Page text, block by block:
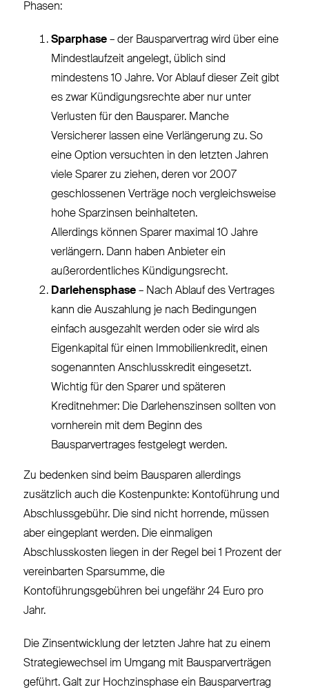
Phasen:
Sparphase – der Bausparvertrag wird über eine
Mindestlaufzeit angelegt, üblich sind
mindestens 10 Jahre. Vor Ablauf dieser Zeit gibt
es zwar Kündigungsrechte aber nur unter
Verlusten für den Bausparer. Manche
Versicherer lassen eine Verlängerung zu. So
eine Option versuchten in den letzten Jahren
viele Sparer zu ziehen, deren vor 2007
geschlossenen Verträge noch vergleichsweise
hohe Sparzinsen beinhalteten.
Allerdings können Sparer maximal 10 Jahre
verlängern. Dann haben Anbieter ein
außerordentliches Kündigungsrecht.
Darlehensphase – Nach Ablauf des Vertrages
kann die Auszahlung je nach Bedingungen
einfach ausgezahlt werden oder sie wird als
Eigenkapital für einen Immobilienkredit, einen
sogenannten Anschlusskredit eingesetzt.
Wichtig für den Sparer und späteren
Kreditnehmer: Die Darlehenszinsen sollten von
vornherein mit dem Beginn des
Bausparvertrages festgelegt werden.
Zu bedenken sind beim Bausparen allerdings
zusätzlich auch die Kostenpunkte: Kontoführung und
Abschlussgebühr. Die sind nicht horrende, müssen
aber eingeplant werden. Die einmaligen
Abschlusskosten liegen in der Regel bei 1 Prozent der
vereinbarten Sparsumme, die
Kontoführungsgebühren bei ungefähr 24 Euro pro
Jahr.
Die Zinsentwicklung der letzten Jahre hat zu einem
Strategiewechsel im Umgang mit Bausparverträgen
geführt. Galt zur Hochzinsphase ein Bausparvertrag